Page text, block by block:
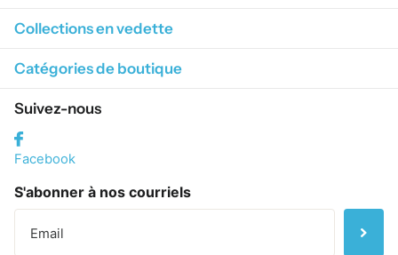
Collections en vedette
Catégories de boutique
Suivez-nous
Facebook
S'abonner à nos courriels